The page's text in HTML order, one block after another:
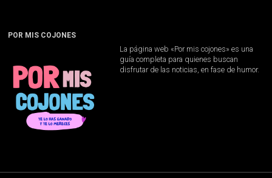
POR MIS COJONES
La página web «Por mis cojones» es una
guía completa para quienes buscan
disfrutar de las noticias, en fase de humor.